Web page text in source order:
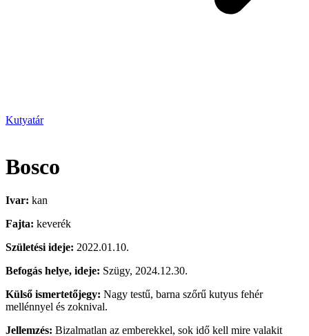
Kutyatár
Bosco
Ivar: kan
Fajta: keverék
Születési ideje: 2022.01.10.
Befogás helye, ideje: Szügy, 2024.12.30.
Külső ismertetőjegy: Nagy testű, barna szőrű kutyus fehér
mellénnyel és zoknival.
Jellemzés: Bizalmatlan az emberekkel, sok idő kell mire valakit